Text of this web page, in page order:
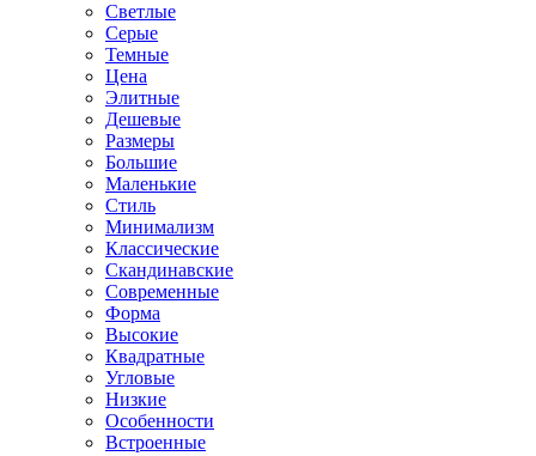
Светлые
Серые
Темные
Цена
Элитные
Дешевые
Размеры
Большие
Маленькие
Стиль
Минимализм
Классические
Скандинавские
Современные
Форма
Высокие
Квадратные
Угловые
Низкие
Особенности
Встроенные